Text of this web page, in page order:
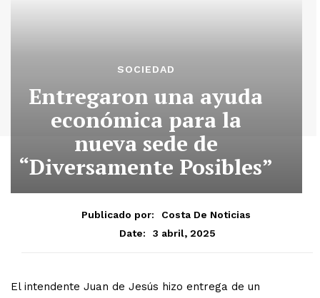
SOCIEDAD
Entregaron una ayuda
económica para la
nueva sede de
“Diversamente Posibles”
Publicado por:
Costa De Noticias
Date:
3 abril, 2025
El intendente Juan de Jesús hizo entrega de un